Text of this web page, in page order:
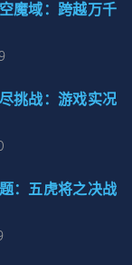
魔域：跨越万千
挑战：游戏实况
：五虎将之决战